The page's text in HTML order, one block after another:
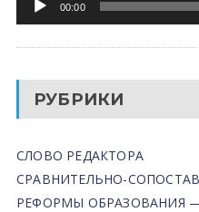
00:00
РУБРИКИ
СЛОВО РЕДАКТОРА
СРАВНИТЕЛЬНО-
РЕФОРМЫ ОБРАЗОВАНИЯ